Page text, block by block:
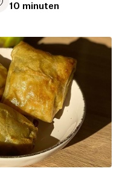
10 minuten